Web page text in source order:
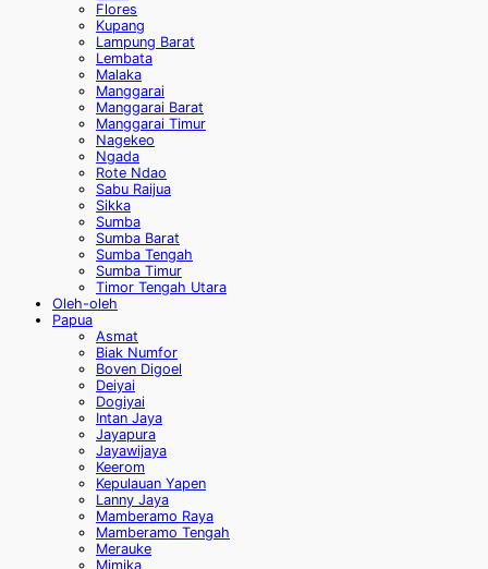
Flores
Kupang
Lampung Barat
Lembata
Malaka
Manggarai
Manggarai Barat
Manggarai Timur
Nagekeo
Ngada
Rote Ndao
Sabu Raijua
Sikka
Sumba
Sumba Barat
Sumba Tengah
Sumba Timur
Timor Tengah Utara
Oleh-oleh
Papua
Asmat
Biak Numfor
Boven Digoel
Deiyai
Dogiyai
Intan Jaya
Jayapura
Jayawijaya
Keerom
Kepulauan Yapen
Lanny Jaya
Mamberamo Raya
Mamberamo Tengah
Merauke
Mimika